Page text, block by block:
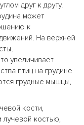
друг к другу.
может
к
На верхней
увеличивает
птиц на грудине
грудные мышцы,
кости,
лучевой костью,